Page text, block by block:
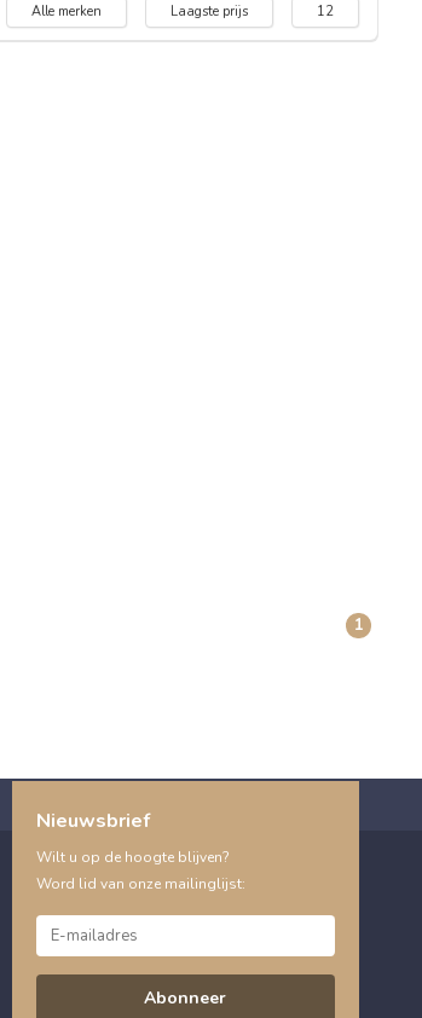
Alle merken Laagste prijs 12
1
Nieuwsbrief
Wilt u op de hoogte blijven?
Word lid van onze mailinglijst:
Abonneer